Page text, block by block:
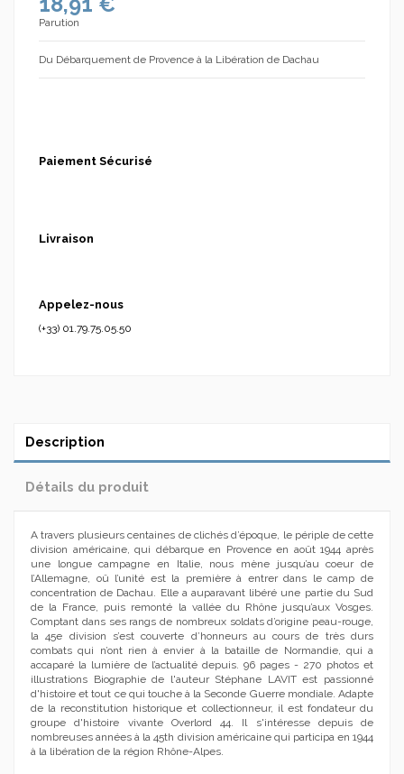
Parution
Du Débarquement de Provence à la Libération de Dachau
Paiement Sécurisé
Livraison
Appelez-nous
(+33) 01.79.75.05.50
Description
Détails du produit
A travers plusieurs centaines de clichés d’époque, le périple de cette
division américaine, qui débarque en Provence en août 1944 après
une longue campagne en Italie, nous mène jusqu’au coeur de
l’Allemagne, oû l’unité est la première à entrer dans le camp de
concentration de Dachau. Elle a auparavant libéré une partie du Sud
de la France, puis remonté la vallée du Rhône jusqu’aux Vosges.
Comptant dans ses rangs de nombreux soldats d’origine peau-rouge,
la 45e division s’est couverte d’honneurs au cours de très durs
combats qui n’ont rien à envier à la bataille de Normandie, qui a
accaparé la lumière de l’actualité depuis. 96 pages - 270 photos et
illustrations Biographie de l'auteur Stéphane LAVIT est passionné
d'histoire et tout ce qui touche à la Seconde Guerre mondiale. Adapte
de la reconstitution historique et collectionneur, il est fondateur du
groupe d'histoire vivante Overlord 44. Il s'intéresse depuis de
nombreuses années à la 45th division américaine qui participa en 1944
à la libération de la région Rhône-Alpes.